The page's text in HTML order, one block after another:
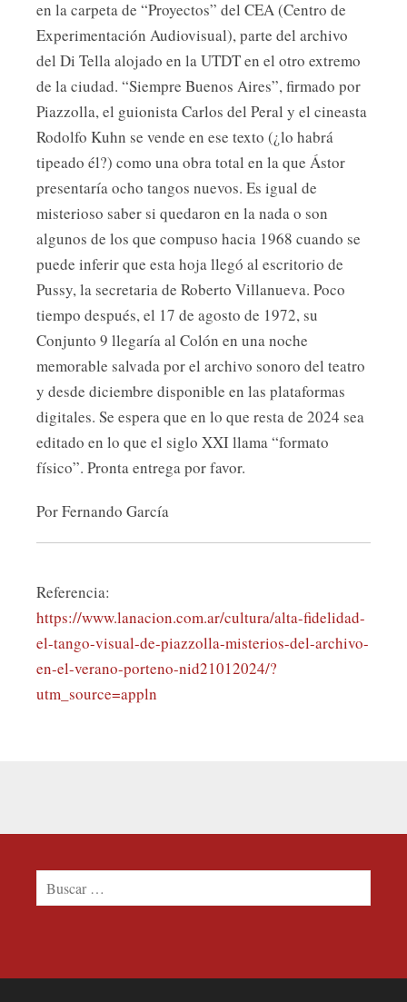
en la carpeta de “Proyectos” del CEA (Centro de
Experimentación Audiovisual), parte del archivo
del Di Tella alojado en la UTDT en el otro extremo
de la ciudad. “Siempre Buenos Aires”, firmado por
Piazzolla, el guionista Carlos del Peral y el cineasta
Rodolfo Kuhn se vende en ese texto (¿lo habrá
tipeado él?) como una obra total en la que Ástor
presentaría ocho tangos nuevos. Es igual de
misterioso saber si quedaron en la nada o son
algunos de los que compuso hacia 1968 cuando se
puede inferir que esta hoja llegó al escritorio de
Pussy, la secretaria de Roberto Villanueva. Poco
tiempo después, el 17 de agosto de 1972, su
Conjunto 9 llegaría al Colón en una noche
memorable salvada por el archivo sonoro del teatro
y desde diciembre disponible en las plataformas
digitales. Se espera que en lo que resta de 2024 sea
editado en lo que el siglo XXI llama “formato
físico”. Pronta entrega por favor.
Por Fernando García
Referencia:
https://www.lanacion.com.ar/cultura/alta-fidelidad-
el-tango-visual-de-piazzolla-misterios-del-archivo-
en-el-verano-porteno-nid21012024/?
utm_source=appln
Buscar: